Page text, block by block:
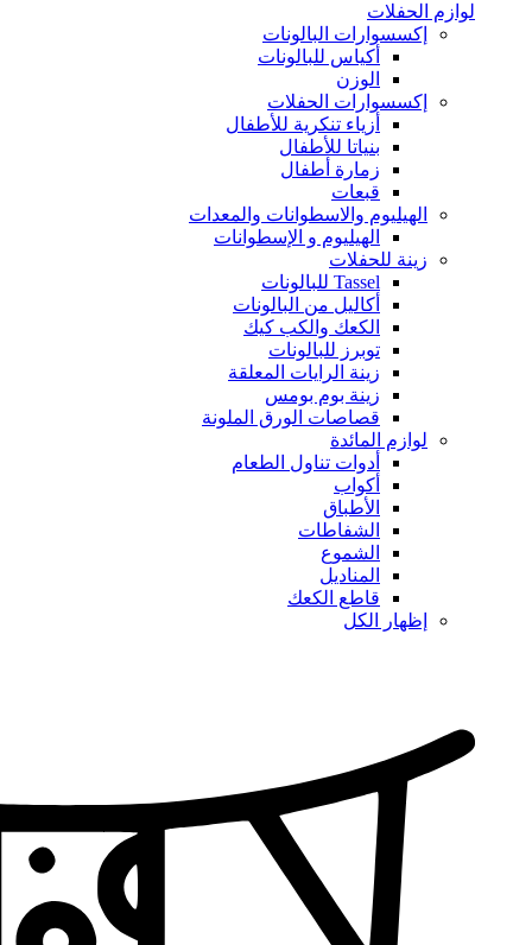
لوازم الحفلات
إكسسوارات البالونات
أكياس للبالونات
الوزن
إكسسوارات الحفلات
أزياء تنكرية للأطفال
بنياتا للأطفال
زمارة أطفال
قبعات
الهيليوم والاسطوانات والمعدات
الهيليوم و الإسطوانات
زينة للحفلات
Tassel للبالونات
أكاليل من البالونات
الكعك والكب كيك
توبرز للبالونات
زينة الرايات المعلقة
زينة بوم بومس
قصاصات الورق الملونة
لوازم المائدة
أدوات تناول الطعام
أكواب
الأطباق
الشفاطات
الشموع
المناديل
قاطع الكعك
إظهار الكل